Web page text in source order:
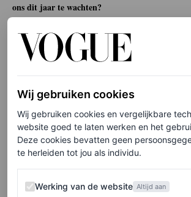
ons dit jaar te wachten?
doorstaan, deelt Mayia Alleaume,
welzijnsdeskundige en oprichter van
haar gids met dingen die je moet
juist zou moeten doen om er optimaal
maken. “Door deze tips te volgen, kun
effecten van Mercury retrograde
Wij gebruiken cookies
Wij gebruiken cookies en vergelijkbare
website goed te laten werken en het
Deze cookies bevatten geen
te herleiden tot jou als individu.
Werking van de website
Werking van de website Altijd aan